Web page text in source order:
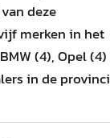
deze
merken in het
(4), Opel (4)
in de